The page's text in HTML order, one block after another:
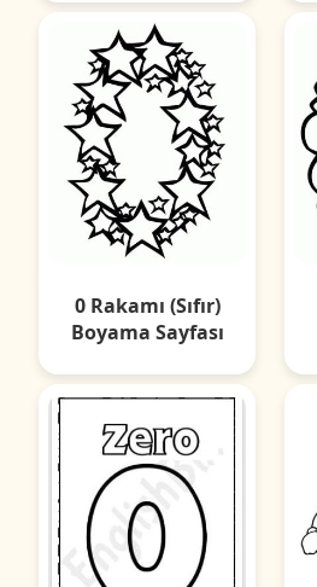
0 Rakamı (Sıfır)
Boyama Sayfası